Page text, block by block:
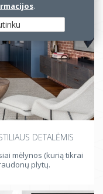
DETALĖMIS
mėlynos (kurią tikrai
plytų.
.